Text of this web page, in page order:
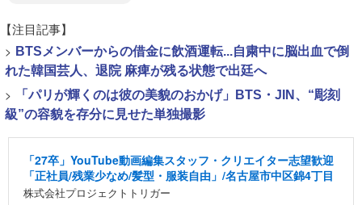
【注目記事】
> BTSメンバーからの借金に飲酒運転...自粛中に脳出血で倒
れた韓国芸人、退院 麻痺が残る状態で出廷へ
>
「パリが輝くのは彼の美貌のおかげ」BTS・JIN、“彫刻
級”の容貌を存分に見せた単独撮影
「27卒」YouTube動画編集スタッフ・クリエイター志望歓迎
「正社員/残業少なめ/髪型・服装自由」/名古屋市中区錦4丁目
株式会社プロジェクトトリガー